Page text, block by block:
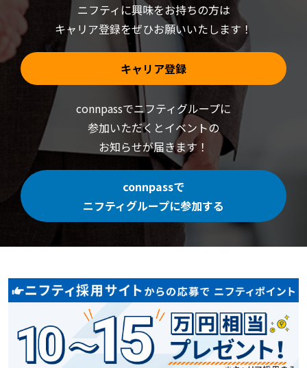
ニフティに興味をお持ちの方は
キャリア登録をぜひお願いいたします！
キャリア登録
connpassでニフティグループに
参加いただくとイベントの
お知らせが届きます！
connpassで
ニフティグループに参加する